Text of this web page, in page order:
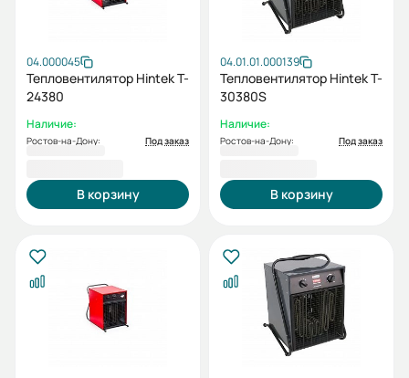
04.000045
Тепловентилятор Hintek T-
24380
Наличие:
Ростов-на-Дону: Под заказ
В корзину
04.01.01.000139
Тепловентилятор Hintek T-
30380S
Наличие:
Ростов-на-Дону: Под заказ
В корзину